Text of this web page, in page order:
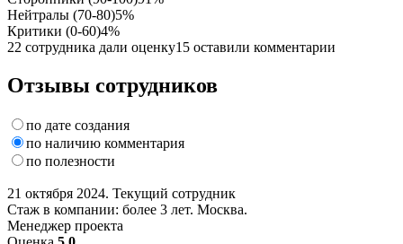
Нейтралы (70-80)5%
Критики (0-60)4%
22 сотрудника дали оценку15 оставили комментарии
Отзывы сотрудников
по дате создания
по наличию комментария
по полезности
21 октября 2024. Текущий сотрудник
Стаж в компании: более 3 лет. Москва.
Менеджер проекта